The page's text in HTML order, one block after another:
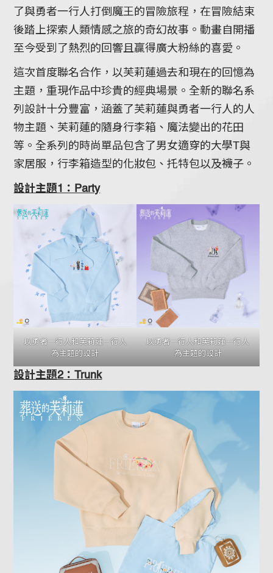
了與勇者一行人打倒魔王的冒險旅程，在冒險結束
後踏上探索人類情感之旅的奇幻故事。動畫自開播
至今受到了熱烈的回響且贏得廣大粉絲的喜愛。
這次首度聯名合作，以芙莉蓮過去和現在的回憶為
主題，重現作品中珍貴的經典場景。全新的聯名系
列設計十分豐富，涵蓋了芙莉蓮與勇者一行人的人
物主題、芙莉蓮的隨身行李箱、魔法變出的花田
等。全系列的時尚單品包含了男女適穿的大學T與
家居服，行李箱造型的化妝包、托特包以及襪子。
設計主題1：Party
以勇者一行人和芙莉蓮一行人
為主題的設計
以勇者一行人和芙莉蓮一行人
為主題的設計
設計主題2：Trunk